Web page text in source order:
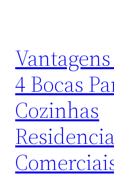
4 Bocas
Cozinhas